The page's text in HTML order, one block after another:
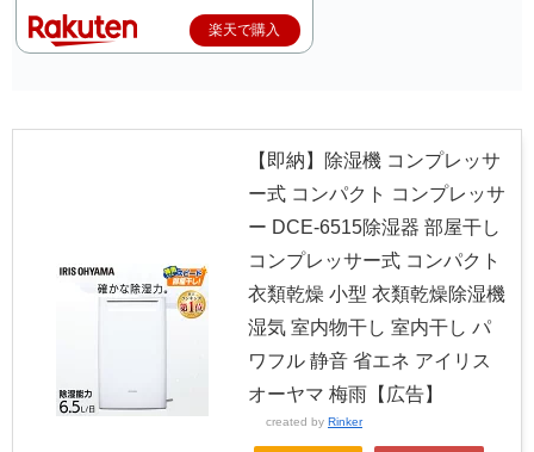
楽天で購入
【即納】除湿機 コンプレッサ
ー式 コンパクト コンプレッサ
ー DCE-6515除湿器 部屋干し
コンプレッサー式 コンパクト
衣類乾燥 小型 衣類乾燥除湿機
湿気 室内物干し 室内干し パ
ワフル 静音 省エネ アイリス
オーヤマ 梅雨【広告】
created by Rinker